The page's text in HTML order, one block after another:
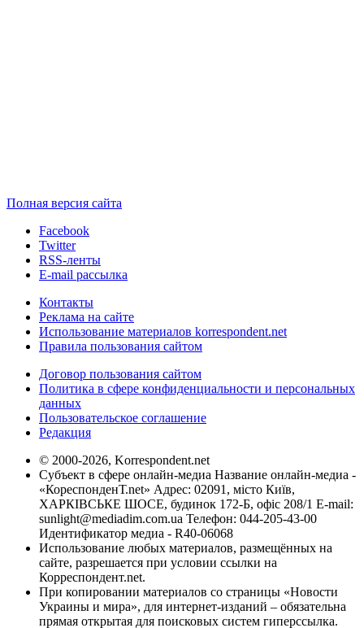
Полная версия сайта
Facebook
Twitter
RSS-ленты
E-mail рассылка
Контакты
Реклама на сайте
Использование материалов korrespondent.net
Правила пользования сайтом
Договор пользования сайтом
Политика в сфере конфиденциальности и персональных
данных
Пользовательское соглашение
Редакция
© 2000-2026, Korrespondent.net
Субъект в сфере онлайн-медиа Название онлайн-медиа -
«КореспонденТ.net» Адрес: 02091, місто Київ,
ХАРКІВСЬКЕ ШОСЕ, будинок 172-Б, офіс 208/1 E-mail:
sunlight@mediadim.com.ua Телефон: 044-205-43-00
Идентификатор медиа - R40-06068
Использование любых материалов, размещённых на
сайте, разрешается при условии ссылки на
Корреспондент.net.
При копировании материалов со страницы «Новости
Украины и мира», для интернет-изданий – обязательна
прямая открытая для поисковых систем гиперссылка.